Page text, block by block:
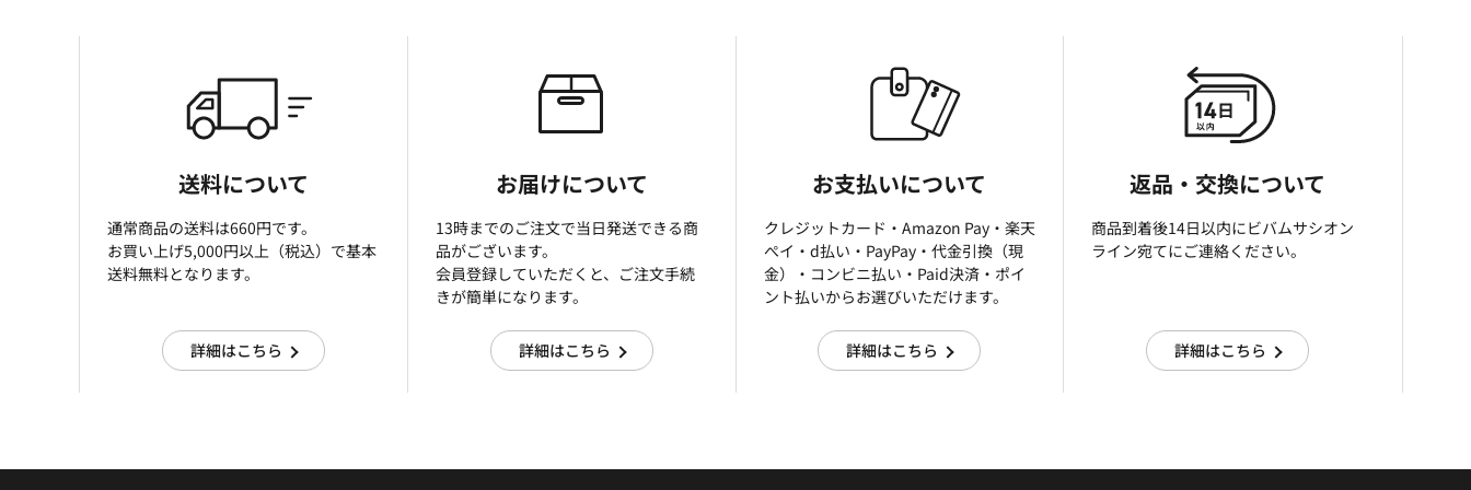
送料について
通常商品の送料は660円です。
お買い上げ5,000円以上（税込）で基本
送料無料となります。
詳細はこちら
お届けについて
13時までのご注文で当日発送できる商
品がございます。
会員登録していただくと、ご注文手続
きが簡単になります。
詳細はこちら
お支払いについて
クレジットカード・Amazon Pay・楽天
ぺイ・d払い・PayPay・代金引換（現
金）・コンビニ払い・Paid決済・ポイ
ント払いからお選びいただけます。
詳細はこちら
返品・交換について
商品到着後14日以内にビバムサシオン
ライン宛てにご連絡ください。
詳細はこちら